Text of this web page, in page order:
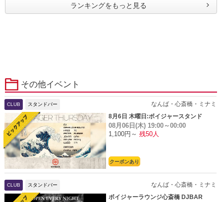
ランキングをもっと見る
その他イベント
CLUB スタンドバー
なんば・心斎橋・ミナミ
8月6日 木曜日:ボイジャースタンド
08月06日(木) 19:00～00:00
1,100円～ 残50人
クーポンあり
CLUB スタンドバー
なんば・心斎橋・ミナミ
ボイジャーラウンジ心斎橋 DJBAR